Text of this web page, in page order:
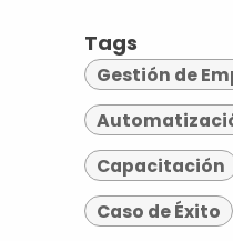
Tags
Capacitación
Caso de Éxito